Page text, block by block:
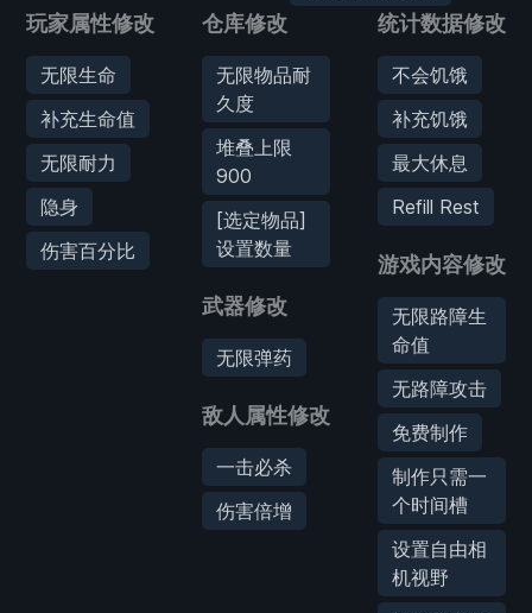
玩家属性修改
无限生命
补充生命值
无限耐力
隐身
伤害百分比
仓库修改
无限物品耐
久度
堆叠上限
900
[选定物品]
设置数量
武器修改
无限弹药
敌人属性修改
一击必杀
伤害倍增
统计数据修改
不会饥饿
补充饥饿
最大休息
Refill Rest
游戏内容修改
无限路障生
命值
无路障攻击
免费制作
制作只需一
个时间槽
设置自由相
机视野